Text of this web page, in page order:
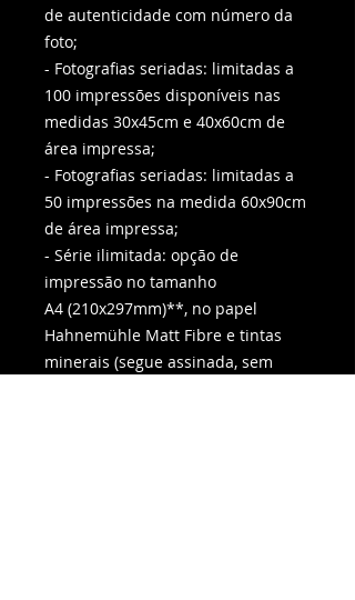
de autenticidade com número da
foto;
- Fotografias seriadas: limitadas a
100 impressões disponíveis nas
medidas 30x45cm e 40x60cm de
área impressa;
- Fotografias seriadas: limitadas a
50 impressões na medida 60x90cm
de área impressa;
- Série ilimitada: opção de
impressão no tamanho
A4 (210x297mm)**, no papel
Hahnemühle Matt Fibre e tintas
minerais (segue assinada, sem